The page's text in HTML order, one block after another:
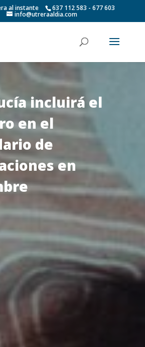
al instante 637 112 583 - 677 603
info@utreraaldia.com
incluirá el
en el
de
en